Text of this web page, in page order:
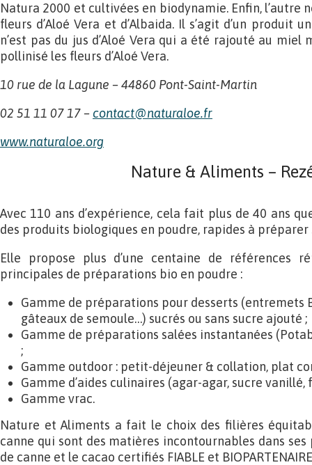
Natura 2000 et cultivées en biodynamie. Enfin, l’autre
fleurs d’Aloé Vera et d’Albaida. Il s’agit d’un produit
n’est pas du jus d’Aloé Vera qui a été rajouté au
pollinisé les fleurs d’Aloé Vera.
10 rue de la Lagune – 44860 Pont-Saint-Martin
02 51 11 07 17 – contact@naturaloe.fr
www.naturaloe.org
Nature & Aliments –
Avec 110 ans d’expérience, cela fait plus de 40 ans
des produits biologiques en poudre, rapides à
Elle propose plus d’une centaine de références
principales de préparations bio en poudre :
Gamme de préparations pour desserts (entremets
gâteaux de semoule…) sucrés ou sans sucre ajouté ;
Gamme de préparations salées instantanées
;
Gamme outdoor : petit-déjeuner & collation, plat
Gamme d’aides culinaires (agar-agar, sucre
Gamme vrac.
Nature et Aliments a fait le choix des filières
canne qui sont des matières incontournables dans
de canne et le cacao certifiés FIABLE et